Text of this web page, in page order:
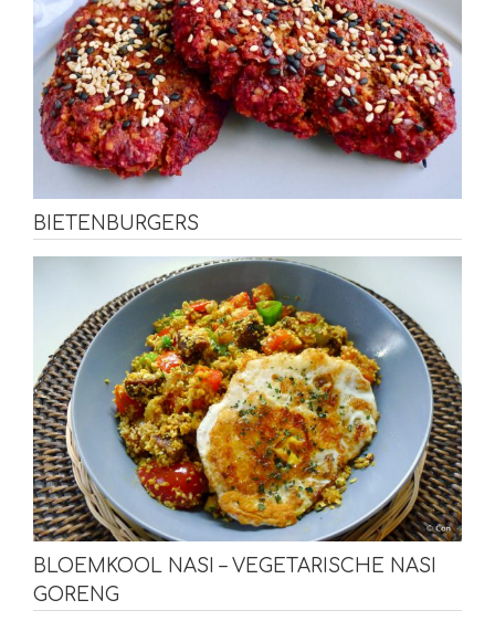
BIETENBURGERS
BLOEMKOOL NASI – VEGETARISCHE NASI
GORENG